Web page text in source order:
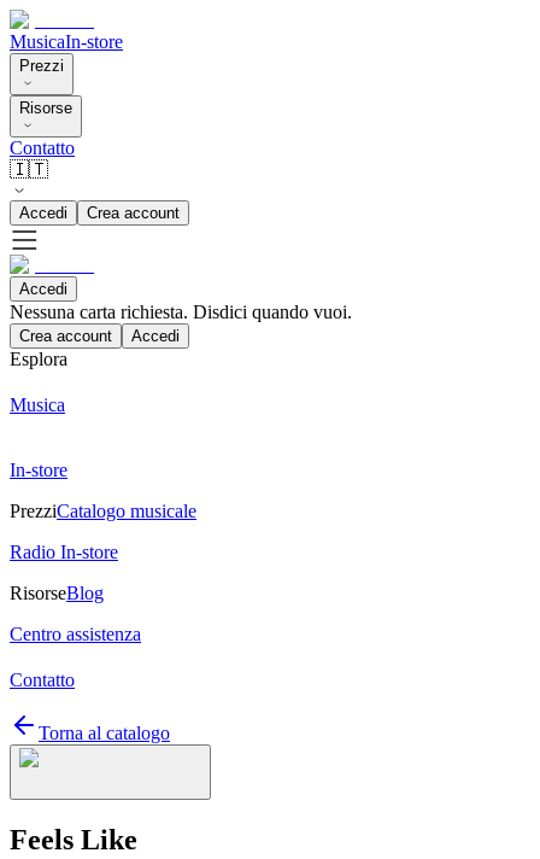
MusicaIn-store
Prezzi
Risorse
Contatto
🇮🇹
Accedi Crea account
Accedi
Nessuna carta richiesta. Disdici quando vuoi.
Crea account Accedi
Esplora
Musica
In-store
PrezziCatalogo musicale
Radio In-store
RisorseBlog
Centro assistenza
Contatto
Torna al catalogo
Feels Like